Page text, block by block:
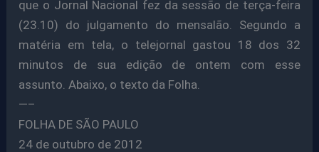
que o Jornal Nacional fez da sessão de terça-feira
(23.10) do julgamento do mensalão. Segundo a
matéria em tela, o telejornal gastou 18 dos 32
minutos de sua edição de ontem com esse
assunto. Abaixo, o texto da Folha.
—–
FOLHA DE SÃO PAULO
24 de outubro de 2012